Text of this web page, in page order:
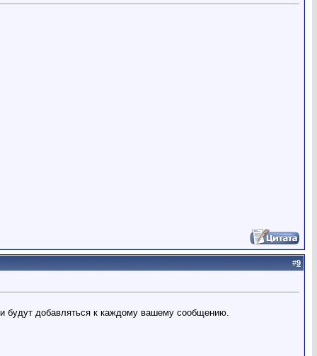
#9
будут добавляться к каждому вашему сообщению.